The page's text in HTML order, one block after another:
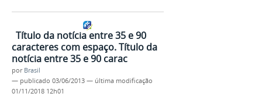
Título da notícia entre 35 e 90
caracteres com espaço. Título da
notícia entre 35 e 90 carac
por Brasil
— publicado 03/06/2013 — última modificação
01/11/2018 12h01